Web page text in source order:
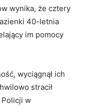
wynika, że cztery
40-letnia
im pomocy
wyciągnął ich
stracił
Policji w